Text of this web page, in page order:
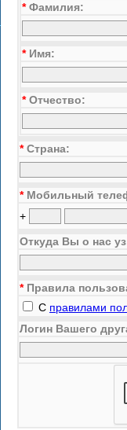
*Фамилия:
*Имя:
*Отчество:
*Страна:
*Мобильный
+
Откуда Вы о нас
*Правила
С правилами
Логин Вашего